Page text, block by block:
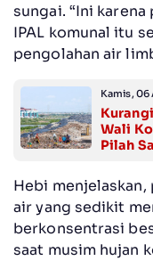
sungai. “Ini
IPAL komunal itu
pengolahan air
Kamis, 06
Wali
Pilah
Hebi
air yang sedikit
berkonsentrasi
saat musim hujan